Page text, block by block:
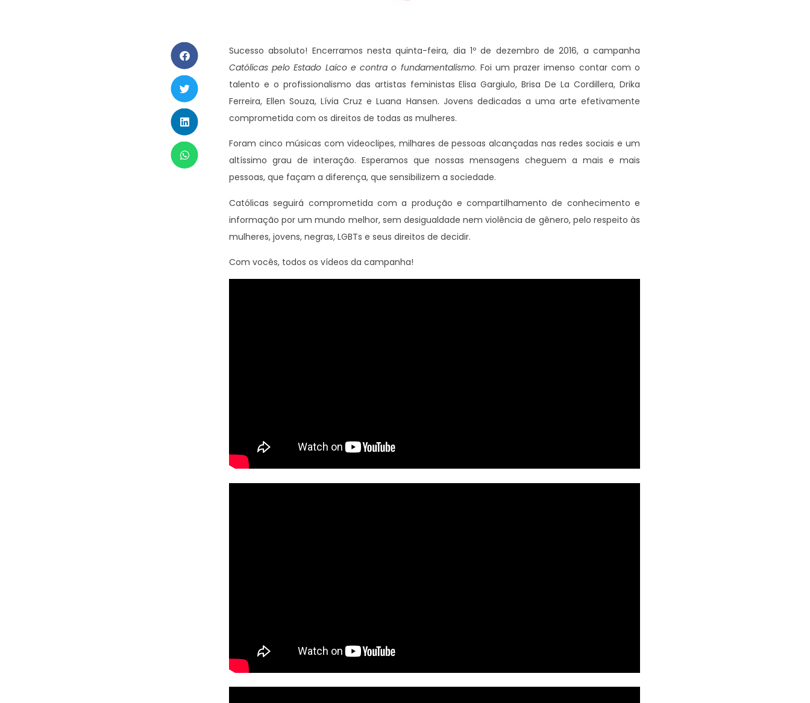
Sucesso absoluto! Encerramos nesta quinta-feira, dia 1º de dezembro de 2016, a campanha
Católicas pelo Estado Laico e contra o fundamentalismo. Foi um prazer imenso contar com o
talento e o profissionalismo das artistas feministas Elisa Gargiulo, Brisa De La Cordillera, Drika
Ferreira, Ellen Souza, Lívia Cruz e Luana Hansen. Jovens dedicadas a uma arte efetivamente
comprometida com os direitos de todas as mulheres.
Foram cinco músicas com videoclipes, milhares de pessoas alcançadas nas redes sociais e um
altíssimo grau de interação. Esperamos que nossas mensagens cheguem a mais e mais
pessoas, que façam a diferença, que sensibilizem a sociedade.
Católicas seguirá comprometida com a produção e compartilhamento de conhecimento e
informação por um mundo melhor, sem desigualdade nem violência de gênero, pelo respeito às
mulheres, jovens, negras, LGBTs e seus direitos de decidir.
Com vocês, todos os vídeos da campanha!